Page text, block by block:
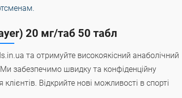
20 мг/таб 50 табл
та отримуйте високоякісний анаболічний
забезпечимо швидку та конфіденційну
Відкрийте нові можливості в спорті